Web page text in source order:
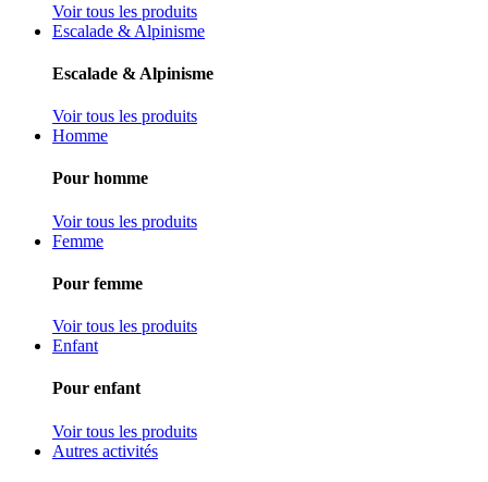
Voir tous les produits
Escalade & Alpinisme
Escalade & Alpinisme
Voir tous les produits
Homme
Pour homme
Voir tous les produits
Femme
Pour femme
Voir tous les produits
Enfant
Pour enfant
Voir tous les produits
Autres activités